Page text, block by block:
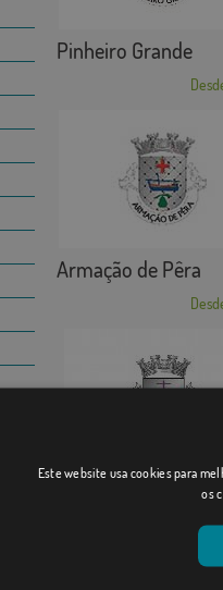
Pinheiro Grande
Armação de Pêra
Alfaiates
Categorias
Este website usa cookies para
os